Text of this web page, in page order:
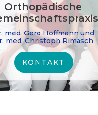
Orthopädische
med. Gero Hoffmann und
med. Christoph Rimasch
KONTAKT